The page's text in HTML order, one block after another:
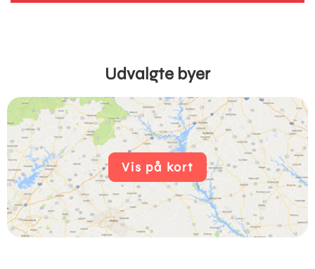
Udvalgte byer
Vis på kort